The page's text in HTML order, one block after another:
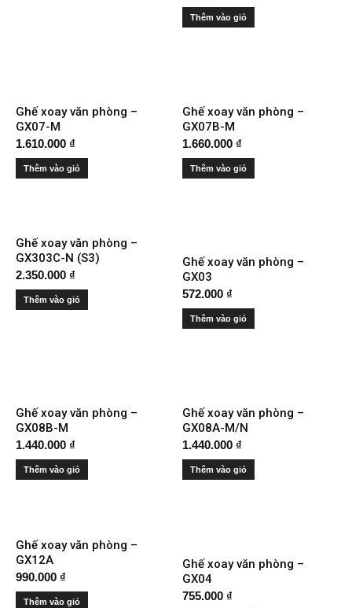
Thêm vào giỏ
Ghế xoay văn phòng –
GX07-M
1.610.000 ₫
Thêm vào giỏ
Ghế xoay văn phòng –
GX07B-M
1.660.000 ₫
Thêm vào giỏ
Ghế xoay văn phòng –
GX303C-N (S3)
2.350.000 ₫
Thêm vào giỏ
Ghế xoay văn phòng –
GX03
572.000 ₫
Thêm vào giỏ
Ghế xoay văn phòng –
GX08B-M
1.440.000 ₫
Thêm vào giỏ
Ghế xoay văn phòng –
GX08A-M/N
1.440.000 ₫
Thêm vào giỏ
Ghế xoay văn phòng –
GX12A
990.000 ₫
Thêm vào giỏ
Ghế xoay văn phòng –
GX04
755.000 ₫